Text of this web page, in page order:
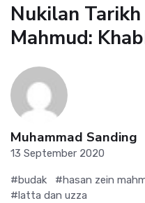
Nukilan
Mahmud:
Muhammad Sanding
13 September 2020
#budak #hasan zein
#latta dan uzza